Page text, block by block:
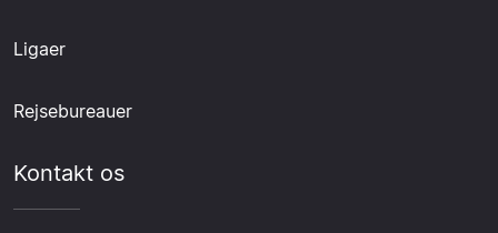
Ligaer
Rejsebureauer
Kontakt os